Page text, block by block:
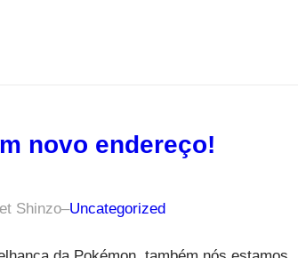
novo endereço!
Shinzo–Uncategorized